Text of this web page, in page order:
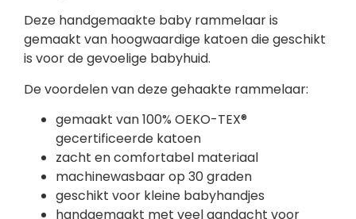
Deze handgemaakte baby rammelaar is
gemaakt van hoogwaardige katoen die geschikt
is voor de gevoelige babyhuid.
De voordelen van deze gehaakte rammelaar:
gemaakt van 100% OEKO-TEX®
gecertificeerde katoen
zacht en comfortabel materiaal
machinewasbaar op 30 graden
geschikt voor kleine babyhandjes
handgemaakt met veel aandacht voor